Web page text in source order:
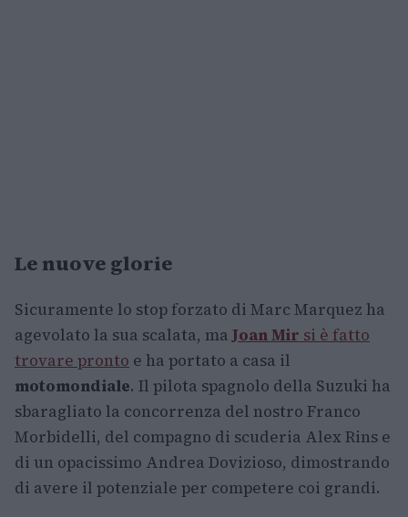
Le nuove glorie
Sicuramente lo stop forzato di Marc Marquez ha
agevolato la sua scalata, ma Joan Mir si è fatto
trovare pronto e ha portato a casa il
motomondiale. Il pilota spagnolo della Suzuki ha
sbaragliato la concorrenza del nostro Franco
Morbidelli, del compagno di scuderia Alex Rins e
di un opacissimo Andrea Dovizioso, dimostrando
di avere il potenziale per competere coi grandi.